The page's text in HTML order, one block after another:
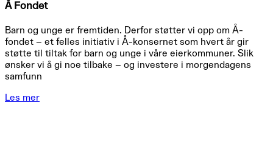
Å Fondet
Barn og unge er fremtiden. Derfor støtter vi opp om Å-
fondet – et felles initiativ i Å-konsernet som hvert år gir
støtte til tiltak for barn og unge i våre eierkommuner. Slik
ønsker vi å gi noe tilbake – og investere i morgendagens
samfunn
Les mer